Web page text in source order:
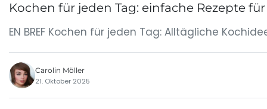
Kochen für jeden Tag: einfache Rezepte
EN BREF Kochen für jeden Tag: Alltägliche
Carolin Möller
21. Oktober 2025